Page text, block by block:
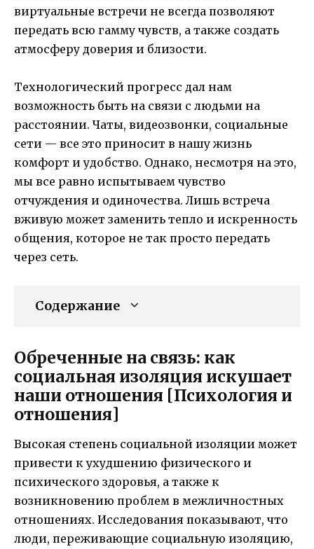
виртуальные встречи не всегда позволяют
передать всю гамму чувств, а также создать
атмосферу доверия и близости.
Технологический прогресс дал нам
возможность быть на связи с людьми на
расстоянии. Чаты, видеозвонки, социальные
сети — все это приносит в нашу жизнь
комфорт и удобство. Однако, несмотря на это,
мы все равно испытываем чувство
отчуждения и одиночества. Лишь встреча
вживую может заменить тепло и искренность
общения, которое не так просто передать
через сеть.
Содержание
Обреченные на связь: как
социальная изоляция искушает
наши отношения [Психология и
отношения]
Высокая степень социальной изоляции может
привести к ухудшению физического и
психического здоровья, а также к
возникновению проблем в межличностных
отношениях. Исследования показывают, что
люди, переживающие социальную изоляцию,